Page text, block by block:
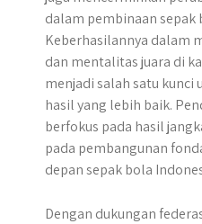
dalam pembinaan sepak
Keberhasilannya dalam
dan mentalitas juara di
menjadi salah satu kunci
hasil yang lebih baik.
berfokus pada hasil
pada pembangunan
depan sepak bola
Dengan dukungan